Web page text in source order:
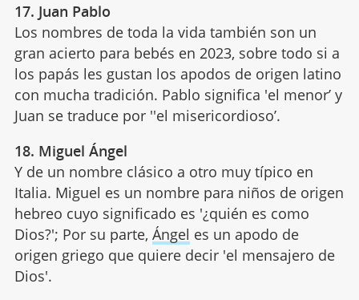
17. Juan Pablo
Los nombres de toda la vida también son un
gran acierto para bebés en 2023, sobre todo si a
los papás les gustan los apodos de origen latino
con mucha tradición. Pablo significa 'el menor’ y
Juan se traduce por ''el misericordioso’.
18. Miguel Ángel
Y de un nombre clásico a otro muy típico en
Italia. Miguel es un nombre para niños de origen
hebreo cuyo significado es '¿quién es como
Dios?'; Por su parte, Ángel es un apodo de
origen griego que quiere decir 'el mensajero de
Dios'.